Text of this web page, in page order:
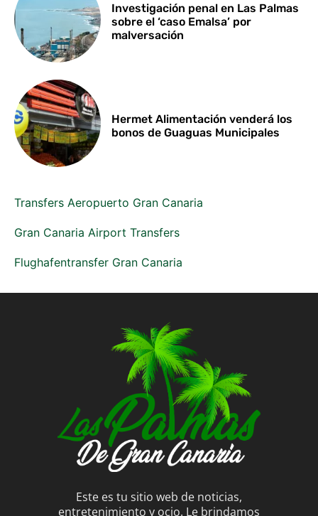
Investigación penal en Las Palmas
sobre el ‘caso Emalsa’ por
malversación
Hermet Alimentación venderá los
bonos de Guaguas Municipales
Transfers Aeropuerto Gran Canaria
Gran Canaria Airport Transfers
Flughafentransfer Gran Canaria
Este es tu sitio web de noticias,
entretenimiento y ocio. Le brindamos